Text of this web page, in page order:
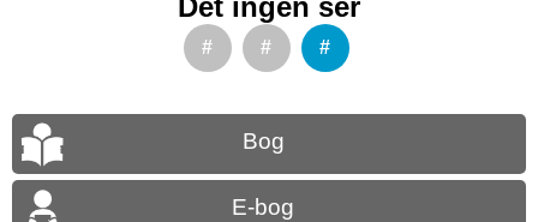
Det ingen ser
# # #
Bog
E-bog